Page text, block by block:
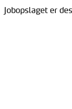
Jobopslaget er